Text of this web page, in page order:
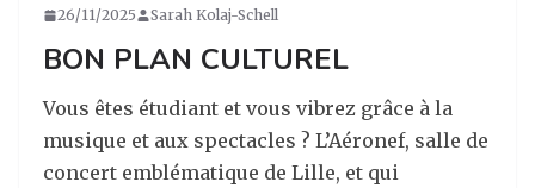
26/11/2025 Sarah Kolaj-Schell
BON PLAN CULTUREL
Vous êtes étudiant et vous vibrez grâce à la
musique et aux spectacles ? L’Aéronef, salle de
concert emblématique de Lille, et qui